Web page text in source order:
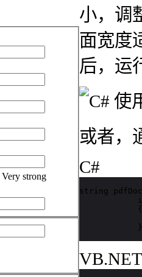
小，调
面宽度
后，运
或者，
C#
string
            {
            }
VB.NET
Very strong